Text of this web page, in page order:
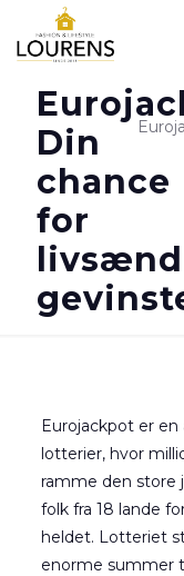
Din
chance
for
Eurojackpot er
lotterier, hvor
ramme den store
folk fra 18 lande
heldet. Lotteriet
enorme summer